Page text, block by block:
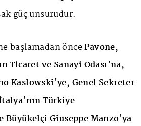
güç unsurudur.
başlamadan öncePavone,
Ticaret ve Sanayi Odası'na,
Kaslowski'ye, Genel Sekreter
Türkiye
Giuseppe Manzo'ya